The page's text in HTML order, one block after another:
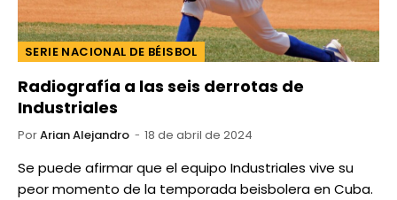
SERIE NACIONAL DE BÉISBOL
Radiografía a las seis derrotas de
Industriales
PorArian Alejandro 18 de abril de 2024
Se puede afirmar que el equipo Industriales vive su
peor momento de la temporada beisbolera en Cuba.